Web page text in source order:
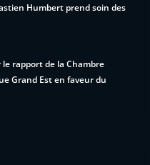
Humbert prend soin des
le rapport de la Chambre
Grand Est en faveur du